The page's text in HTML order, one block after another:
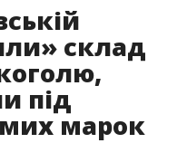
склад
під
марок